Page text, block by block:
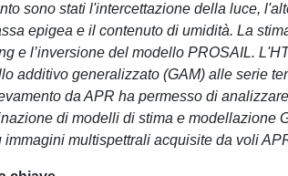
sono stati l'intercettazione della luce,
epigea e il contenuto di umidità. La
e l’inversione del modello PROSAIL.
additivo generalizzato (GAM) alle serie
da APR ha permesso di
di modelli di stima e modellazione
immagini multispettrali acquisite da voli